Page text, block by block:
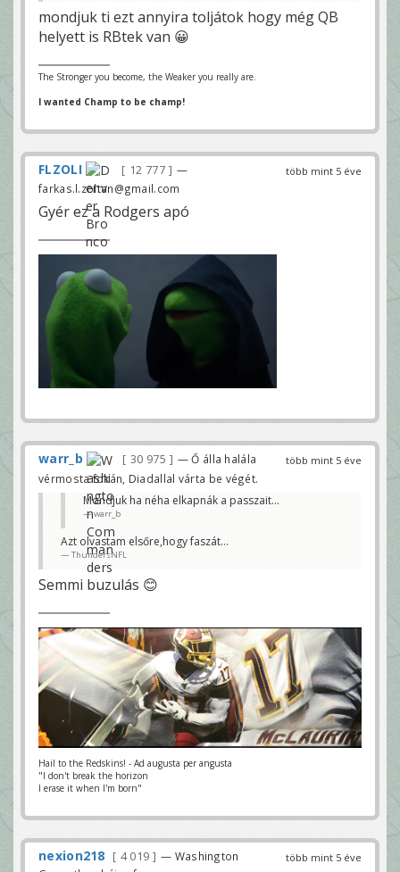
mondjuk ti ezt annyira toljátok hogy még QB
helyett is RBtek van 😀
The Stronger you become, the Weaker you really are.
I wanted Champ to be champ!
több mint 5 éve
FLZOLI 12 777
—
farkas.l.zoltan@gmail.com
Gyér ez a Rodgers apó
több mint 5 éve
warr_b 30 975
— Ő álla halála
vérmosta fokán, Diadallal várta be végét.
Mondjuk ha néha elkapnák a passzait...
warr_b
Azt olvastam elsőre,hogy faszát...
ThundersNFL
Semmi buzulás 😊
Hail to the Redskins! - Ad augusta per angusta
"I don't break the horizon
I erase it when I'm born"
több mint 5 éve
nexion218 4 019
— Washington